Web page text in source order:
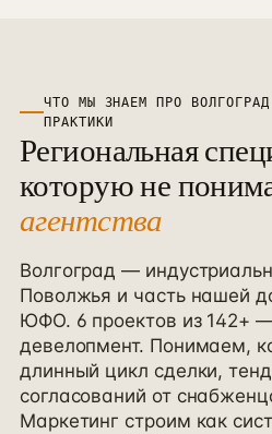
ЧТО МЫ ЗНАЕМ ПРО ВОЛГОГРАД
ПРАКТИКИ
Региональная
которую не
агентства
Волгоград —
Поволжья и часть нашей
ЮФО. 6 проектов из 142+
девелопмент. Понимаем,
длинный цикл сделки,
согласований от
Маркетинг строим как